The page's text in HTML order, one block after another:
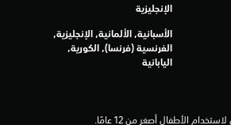
الإنجليزية
الأسبانية, الألمانية, الإنجليزية,
الفرنسية (فرنسا), الكورية,
اليابانية